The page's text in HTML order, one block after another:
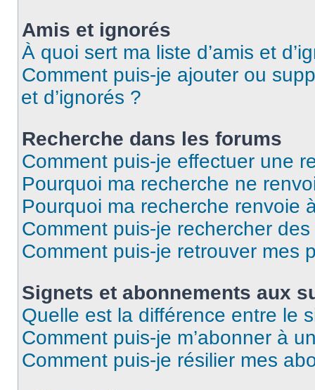
Amis et ignorés
À quoi sert ma liste d’amis et
Comment puis-je ajouter ou
et d’ignorés ?
Recherche dans les forums
Comment puis-je effectuer une
Pourquoi ma recherche ne
Pourquoi ma recherche renvoie
Comment puis-je rechercher
Comment puis-je retrouver mes
Signets et abonnements aux
Quelle est la différence entre le
Comment puis-je m’abonner à
Comment puis-je résilier mes